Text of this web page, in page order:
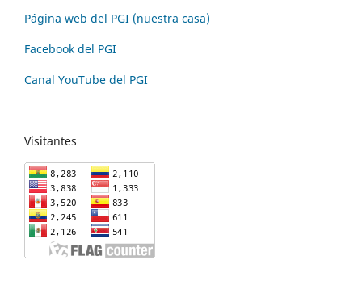
Página web del PGI (nuestra casa)
Facebook del PGI
Canal YouTube del PGI
Visitantes